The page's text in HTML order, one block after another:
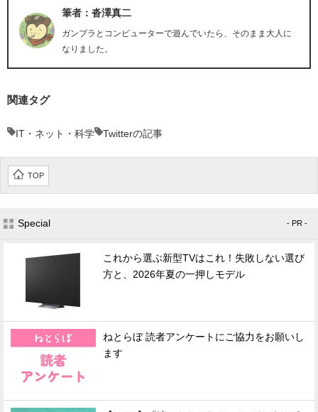
筆者：沓澤真二
ガンプラとコンピューターで遊んでいたら、そのまま大人に
なりました。
関連タグ
IT・ネット・科学 Twitterの記事
TOP
Special - PR -
これから選ぶ新型TVはこれ！失敗しない選び
方と、2026年夏の一押しモデル
ねとらぼ 読者アンケートにご協力をお願いし
ます